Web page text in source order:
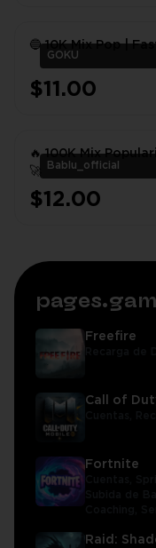
GOKU
🔵 10K Mix Pop |
$11.00
Bablu_official
🔥 100K Mix
🚀
$12.00
Freefire
Call of
Fortnite
Raid: